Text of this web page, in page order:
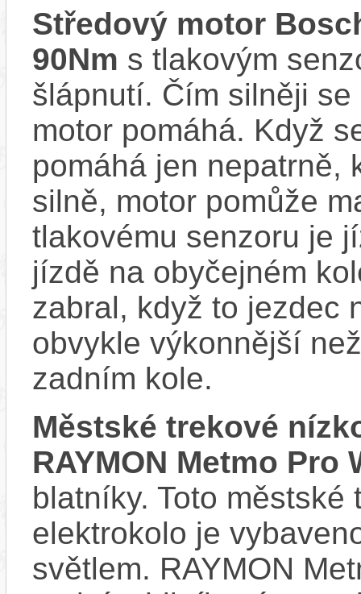
Středový motor
90Nm s tlakovým
šlápnutí. Čím silněji
motor pomáhá. Když
pomáhá jen nepatrně,
silně, motor pomůže
tlakovému senzoru je
jízdě na obyčejném
zabral, když to jezdec
obvykle výkonnější
zadním kole.
Městské trekové
RAYMON Metmo Pro
blatníky. Toto
elektrokolo je
světlem. RAYMON